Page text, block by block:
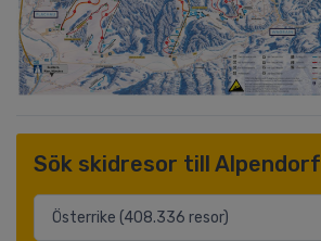
Sök skidresor till Alpendorf